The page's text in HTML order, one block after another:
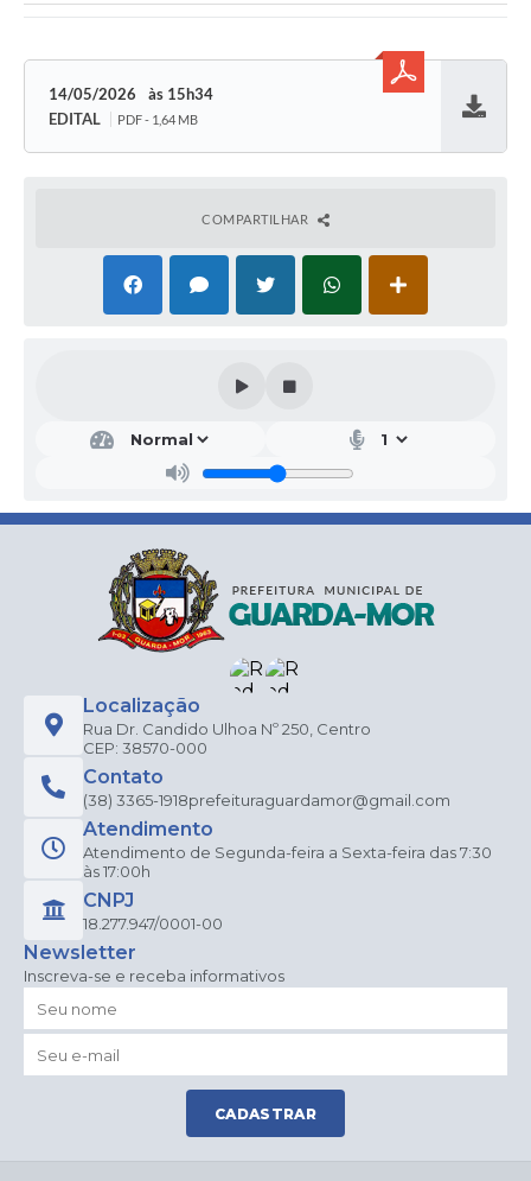
14/05/2026
15h34
EDITAL
PDF - 1,64 MB
COMPARTILHAR
Localização
Rua Dr. Candido Ulhoa Nº 250, Centro
CEP: 38570-000
Contato
(38) 3365-1918prefeituraguardamor@gmail.com
Atendimento
Atendimento de Segunda-feira a Sexta-feira das 7:30
às 17:00h
CNPJ
18.277.947/0001-00
Newsletter
Inscreva-se e receba informativos
CADASTRAR